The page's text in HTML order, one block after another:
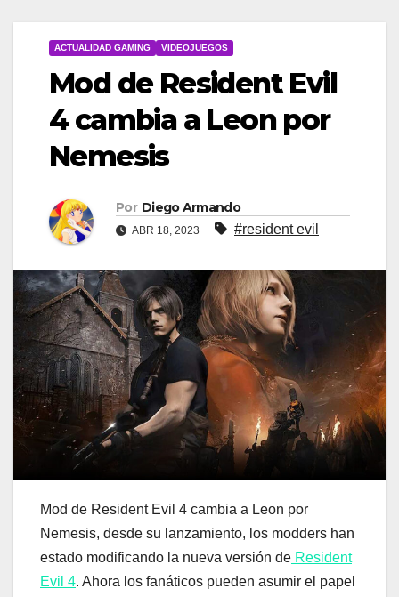
ACTUALIDAD GAMING VIDEOJUEGOS
Mod de Resident Evil
4 cambia a Leon por
Nemesis
Por Diego Armando
ABR 18, 2023 #resident evil
Mod de Resident Evil 4 cambia a Leon por
Nemesis, desde su lanzamiento, los modders han
estado modificando la nueva versión de Resident
Evil 4. Ahora los fanáticos pueden asumir el papel